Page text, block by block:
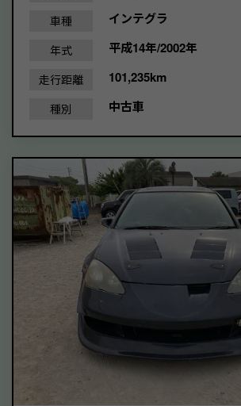
車種 インテグラ
年式 平成14年/2002年
走行距離 101,235km
種別 中古車